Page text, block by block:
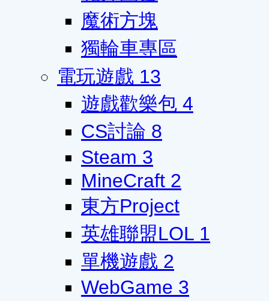
魔術方塊
獨輪車專區
電玩遊戲 13
遊戲歡樂包 4
CS討論 8
Steam 3
MineCraft 2
東方Project
英雄聯盟LOL 1
單機遊戲 2
WebGame 3